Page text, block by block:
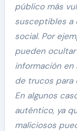
público más
susceptibles a
social. Por
pueden
información
de trucos para
En algunos
auténtico, ya
maliciosos